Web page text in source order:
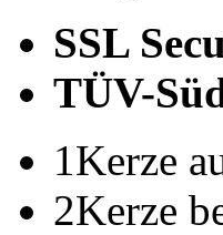
SSL
TÜV-
1Kerze
2Kerze